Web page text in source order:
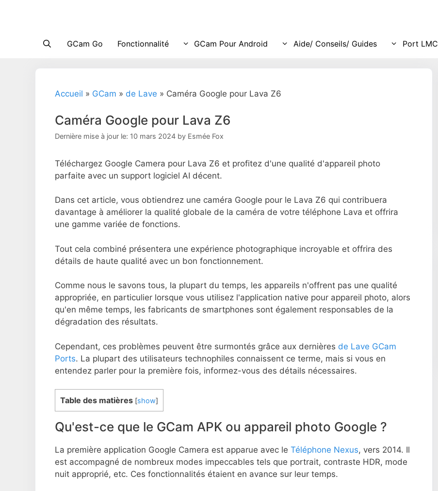
GCam Go Fonctionnalité GCam Pour Android Aide/ Conseils/ Guides Port LMC
Accueil » GCam » de Lave » Caméra Google pour Lava Z6
Caméra Google pour Lava Z6
Dernière mise à jour le: 10 mars 2024 by Esmée Fox
Téléchargez Google Camera pour Lava Z6 et profitez d'une qualité d'appareil photo
parfaite avec un support logiciel AI décent.
Dans cet article, vous obtiendrez une caméra Google pour le Lava Z6 qui contribuera
davantage à améliorer la qualité globale de la caméra de votre téléphone Lava et offrira
une gamme variée de fonctions.
Tout cela combiné présentera une expérience photographique incroyable et offrira des
détails de haute qualité avec un bon fonctionnement.
Comme nous le savons tous, la plupart du temps, les appareils n'offrent pas une qualité
appropriée, en particulier lorsque vous utilisez l'application native pour appareil photo, alors
qu'en même temps, les fabricants de smartphones sont également responsables de la
dégradation des résultats.
Cependant, ces problèmes peuvent être surmontés grâce aux dernières de Lave GCam
Ports. La plupart des utilisateurs technophiles connaissent ce terme, mais si vous en
entendez parler pour la première fois, informez-vous des détails nécessaires.
Table des matières [show]
Qu'est-ce que le GCam APK ou appareil photo Google ?
La première application Google Camera est apparue avec le Téléphone Nexus, vers 2014. Il
est accompagné de nombreux modes impeccables tels que portrait, contraste HDR, mode
nuit approprié, etc. Ces fonctionnalités étaient en avance sur leur temps.